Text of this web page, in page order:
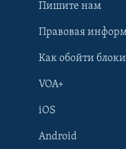
Пишите нам
Правовая
Как обойти
VOA+
iOS
Android